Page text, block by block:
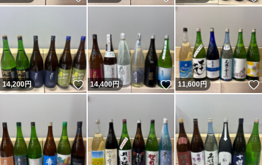
14,200円 いいね！
14,400円 いいね！
11,600円